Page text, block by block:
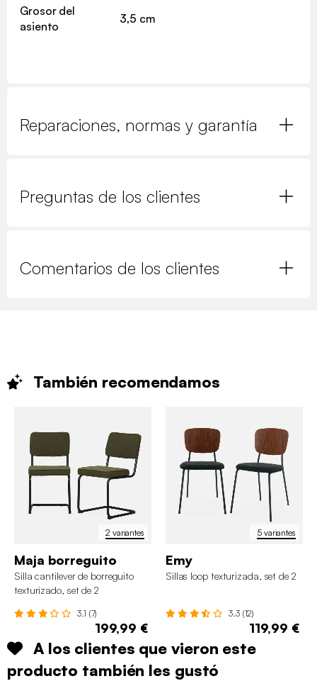
Grosor del
asiento
3,5 cm
Reparaciones, normas y garantía
Preguntas de los clientes
Comentarios de los clientes
También recomendamos
2 variantes
Maja borreguito
Silla cantilever de borreguito
texturizado, set de 2
3.1 (7)
199,99 €
5 variantes
Emy
Sillas loop texturizada, set de 2
3.3 (12)
119,99 €
A los clientes que vieron este
producto también les gustó